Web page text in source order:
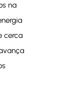
na
cerca